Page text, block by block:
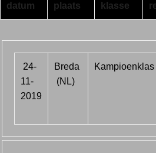
datum plaats klasse
24-
11-
2019
Breda
(NL)
Kampioenklas